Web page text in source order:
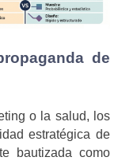
de
o la salud, los
estratégica de
bautizada como